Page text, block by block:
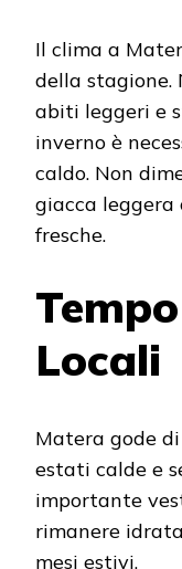
Il clima a
della stagione.
abiti leggeri e
inverno è
caldo. Non
giacca leggera
fresche.
Locali
Matera gode
estati calde e
importante
rimanere
mesi estivi.